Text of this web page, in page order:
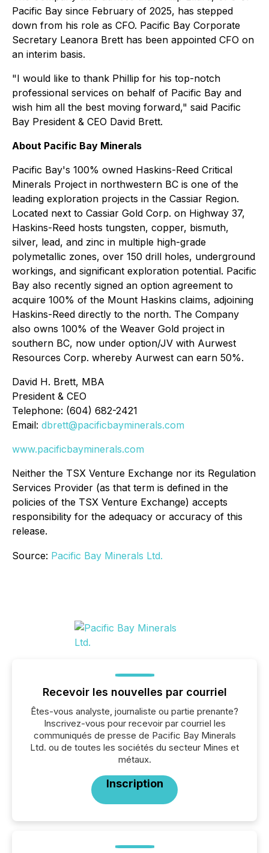
Pacific Bay since February of 2025, has stepped
down from his role as CFO. Pacific Bay Corporate
Secretary Leanora Brett has been appointed CFO on
an interim basis.
"I would like to thank Phillip for his top-notch
professional services on behalf of Pacific Bay and
wish him all the best moving forward," said Pacific
Bay President & CEO David Brett.
About Pacific Bay Minerals
Pacific Bay's 100% owned Haskins-Reed Critical
Minerals Project in northwestern BC is one of the
leading exploration projects in the Cassiar Region.
Located next to Cassiar Gold Corp. on Highway 37,
Haskins-Reed hosts tungsten, copper, bismuth,
silver, lead, and zinc in multiple high-grade
polymetallic zones, over 150 drill holes, underground
workings, and significant exploration potential. Pacific
Bay also recently signed an option agreement to
acquire 100% of the Mount Haskins claims, adjoining
Haskins-Reed directly to the north. The Company
also owns 100% of the Weaver Gold project in
southern BC, now under option/JV with Aurwest
Resources Corp. whereby Aurwest can earn 50%.
David H. Brett, MBA
President & CEO
Telephone: (604) 682-2421
Email: dbrett@pacificbayminerals.com
www.pacificbayminerals.com
Neither the TSX Venture Exchange nor its Regulation
Services Provider (as that term is defined in the
policies of the TSX Venture Exchange) accepts
responsibility for the adequacy or accuracy of this
release.
Source: Pacific Bay Minerals Ltd.
Recevoir les nouvelles par courriel
Êtes-vous analyste, journaliste ou partie prenante?
Inscrivez-vous pour recevoir par courriel les
communiqués de presse de Pacific Bay Minerals
Ltd. ou de toutes les sociétés du secteur Mines et
métaux.
Inscription